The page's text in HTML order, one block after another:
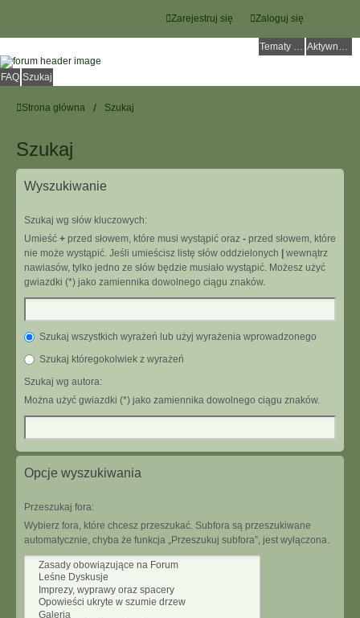
Zaloguj się
Zarejestruj się
Tematy bez odpowiedzi Aktywne tematy
FAQ Szukaj
Strona główna Szukaj
Szukaj
Wyszukiwanie
Szukaj wg słów kluczowych:
Umieść + przed słowem, które musi wystąpić oraz - przed słowem, które
nie może wystąpić. Jeśli umieścisz listę słów oddzielonych
wewnątrz
nawiasów, tylko jedno ze słów będzie musiało wystąpić. Możesz użyć
gwiazdki (*) jako zamiennika dowolnego ciągu znaków.
Szukaj wszystkich wyrażeń lub użyj wyrażenia wprowadzonego
Szukaj któregokolwiek z wyrażeń
Szukaj wg autora:
Można użyć gwiazdki (*) jako zamiennika dowolnego ciągu znaków.
Opcje wyszukiwania
Przeszukaj fora:
Wybierz fora, które chcesz przeszukać. Subfora są przeszukiwane
automatycznie, chyba że funkcja „Przeszukuj subfora”, jest wyłączona.